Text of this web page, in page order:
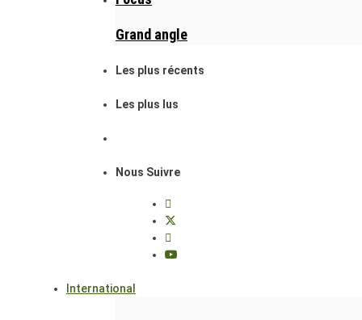
Grand angle
Les plus récents
Les plus lus
Nous Suivre
International